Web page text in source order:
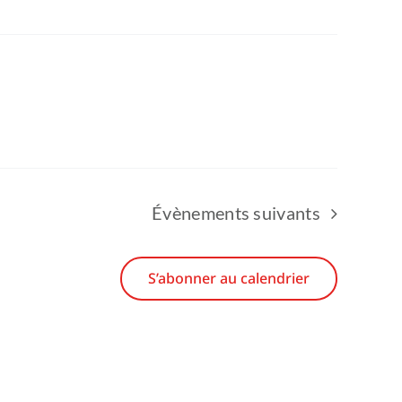
Évènements suivants
S’abonner au calendrier